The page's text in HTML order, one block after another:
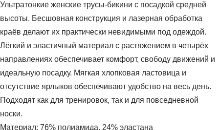
Ультратонкие женские трусы-бикини с посадкой средней
высоты. Бесшовная конструкция и лазерная обработка
краёв делают их практически невидимыми под одеждой.
Лёгкий и эластичный материал с растяжением в четырёх
направлениях обеспечивает комфорт, свободу движений и
идеальную посадку. Мягкая хлопковая ластовица и
отсутствие ярлыков обеспечивают удобство на весь день.
Подходят как для тренировок, так и для повседневной
носки.
Материал: 76% полиамида, 24% эластана